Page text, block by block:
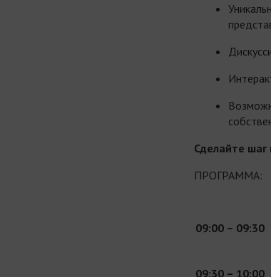
Сделайте шаг
ПРОГРАММА:
09:00 – 09:30
09:30 – 10:00